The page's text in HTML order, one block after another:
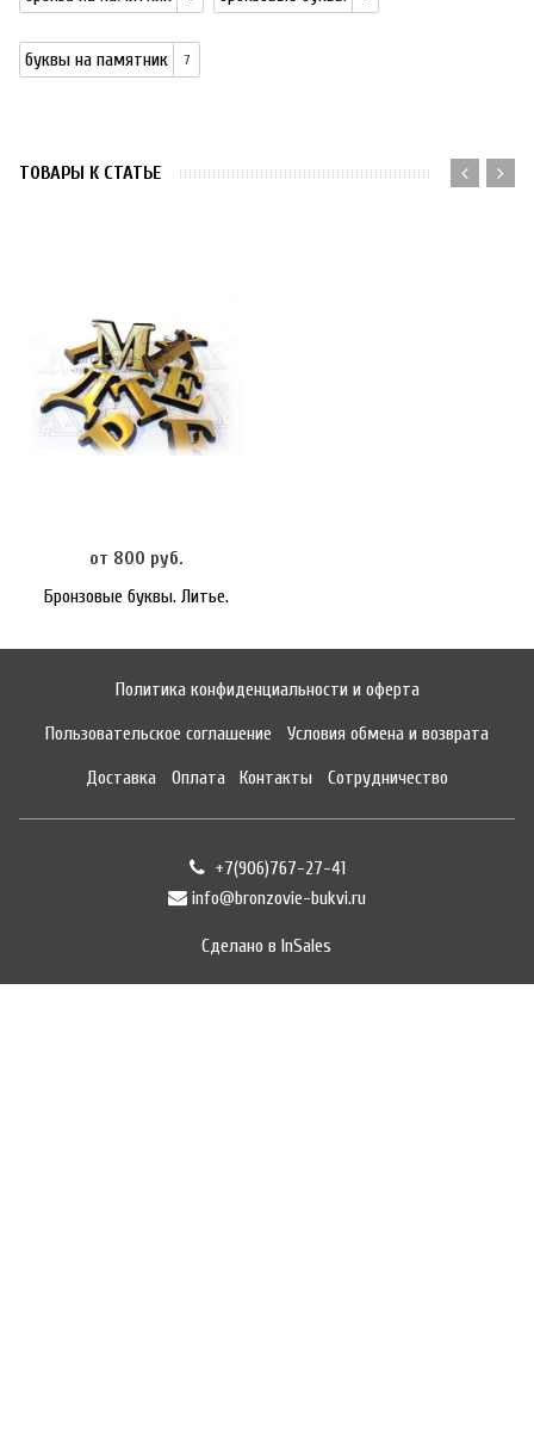
буквы на памятник 7
ТОВАРЫ К СТАТЬЕ
от 800 руб.
Бронзовые буквы. Литье.
Политика конфиденциальности и оферта
Пользовательское соглашение Условия обмена и возврата
Доставка Оплата Контакты Сотрудничество
+7(906)767-27-41
info@bronzovie-bukvi.ru
Сделано в InSales